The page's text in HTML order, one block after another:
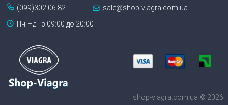
(099)302 06 82
sale@shop-viagra.com.ua
Пн-Нд - з 09:00 до 20:00
shop-viagra.com.ua © 2026